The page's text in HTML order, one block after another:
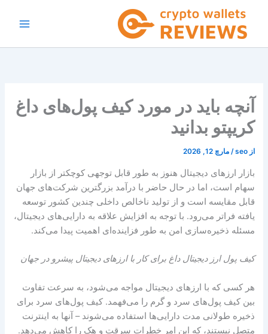
آنچه باید در مورد کیف پول‌های داغ
کریپتو بدانید
ازseo
/مارچ 12, 2026
بازار ارزهای دیجیتال هنوز به طور قابل توجهی کوچکتر از بازار
سهام است، اما در حال حاضر با درآمد بزرگترین شرکت‌های جهان
قابل مقایسه است و از تولید ناخالص داخلی چندین کشور توسعه
یافته فراتر می‌رود. با توجه به افزایش علاقه به دارایی‌های دیجیتال،
مسئله ذخیره‌سازی امن به طور فزاینده‌ای اهمیت پیدا می‌کند.
کیف پول ارز دیجیتال داغ برای کار با ارزهای دیجیتال پیشرو در جهان
هر کسی که با ارزهای دیجیتال مواجه می‌شود، به سرعت تفاوت
بین کیف پول‌های سرد و گرم را می‌فهمد. کیف پول‌های سرد برای
ذخیره طولانی مدت دارایی‌ها استفاده می‌شوند – آنها به اینترنت
متصل نیستند، که این امر خطرات سرقت و هک را کاهش می‌دهد.